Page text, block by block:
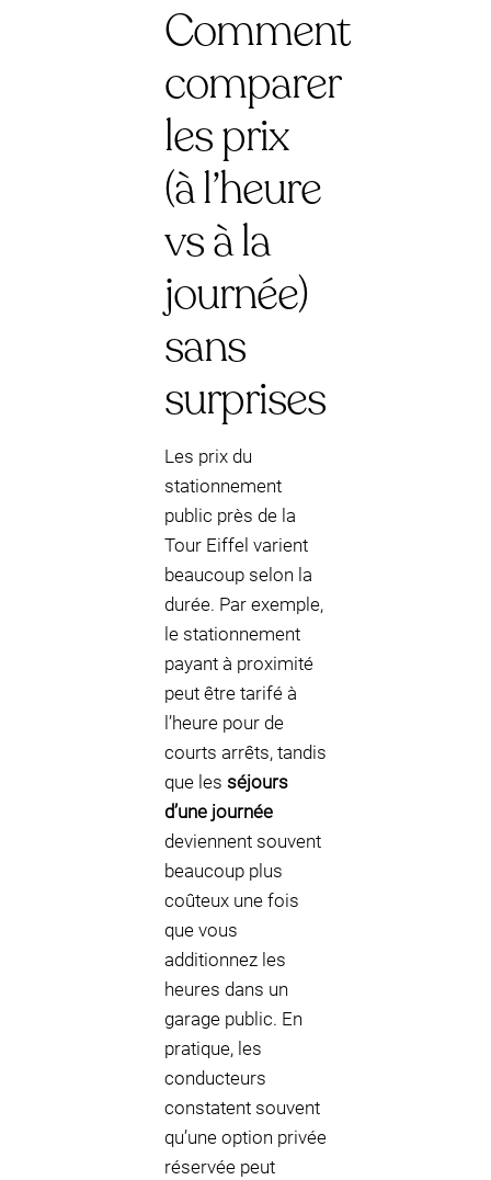
Comment
comparer
les prix
(à l’heure
vs à la
journée)
sans
surprises
Les prix du
stationnement
public près de la
Tour Eiffel varient
beaucoup selon la
durée. Par exemple,
le stationnement
payant à proximité
peut être tarifé à
l’heure pour de
courts arrêts, tandis
que les séjours
d’une journée
deviennent souvent
beaucoup plus
coûteux une fois
que vous
additionnez les
heures dans un
garage public. En
pratique, les
conducteurs
constatent souvent
qu’une option privée
réservée peut